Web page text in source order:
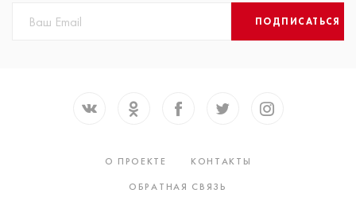
ПОДПИСАТЬСЯ
О ПРОЕКТЕ
КОНТАКТЫ
ОБРАТНАЯ СВЯЗЬ